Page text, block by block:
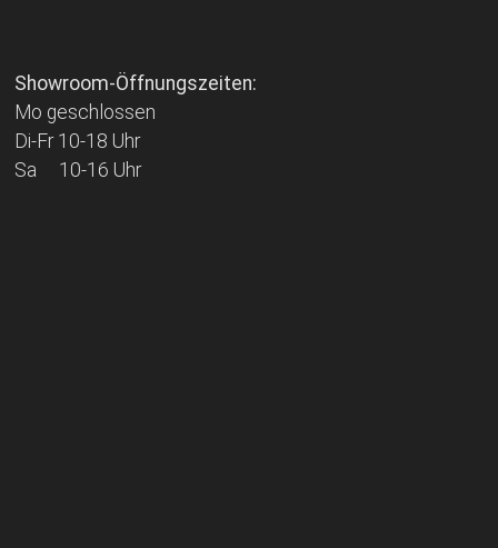
Showroom-Öffnungszeiten:
Mo geschlossen
Di-Fr 10-18 Uhr
Sa 10-16 Uhr